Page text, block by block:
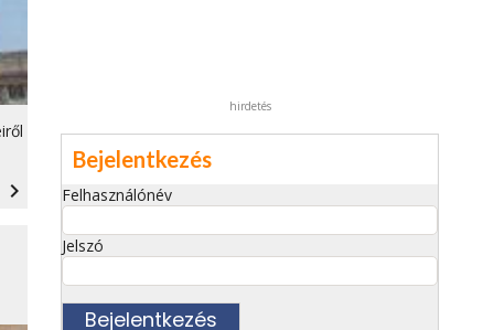
navigate_next
hirdetés
Bejelentkezés
Felhasználónév
Jelszó